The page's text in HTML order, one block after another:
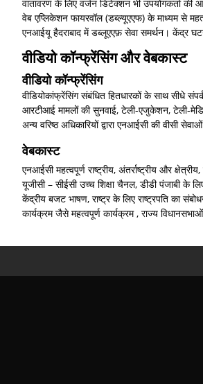
वातावरण के लिए वर्जन डिटेक्शन भी उपयोगकर्ता
वेब एप्लिकेशन फायरवॉल (डब्ल्यूएएफ) के माध्यम से
एनआईयू हैदराबाद में डब्लूएएफ़ सेवा समर्थन। केंद्र
वीडियो कॉन्फ्रेंसिंग और वेबकास्ट
वीडियो कॉन्फ्रेंसिंग
वीडियोकांफ्रेंसिंग संबंधित हितधारकों के साथ सीधे
आरटीआई मामलों की सुनवाई, टेली-एजुकेशन, टेली-
अन्य वरिष्ठ अधिकारियों द्वारा एनआईसी की वीसी
वेबकास्ट
एनआईसी महत्वपूर्ण राष्ट्रीय, अंतर्राष्ट्रीय और
यूजीसी – सीईसी उच्च शिक्षा चैनल, डीडी पंजाबी के
केंद्रीय बजट भाषण, राष्ट्र के लिए राष्ट्रपति का
कार्यक्रम जैसे महत्वपूर्ण कार्यक्रम , राज्य